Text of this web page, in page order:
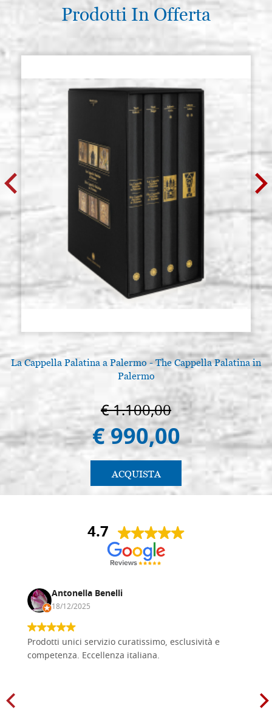
Prodotti In Offerta
La Cappella Palatina a Palermo - The Cappella Palatina in
Palermo
€ 1.100,00
€ 990,00
ACQUISTA
4.7
Antonella Benelli
18/12/2025
Prodotti unici servizio curatissimo, esclusività e
competenza. Eccellenza italiana.